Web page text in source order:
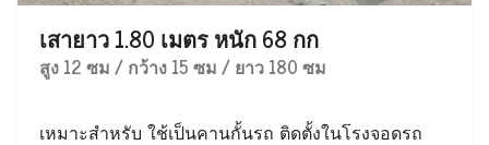
เสายาว 1.80 เมตร หนัก 68 กก
สูง 12 ซม / กว้าง 15 ซม / ยาว 180 ซม
เหมาะสำหรับ ใช้เป็นคานกั้นรถ ติดตั้งในโรงจอดรถ